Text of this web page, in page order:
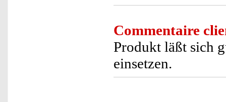
Commentaire
Produkt läßt sich
einsetzen.